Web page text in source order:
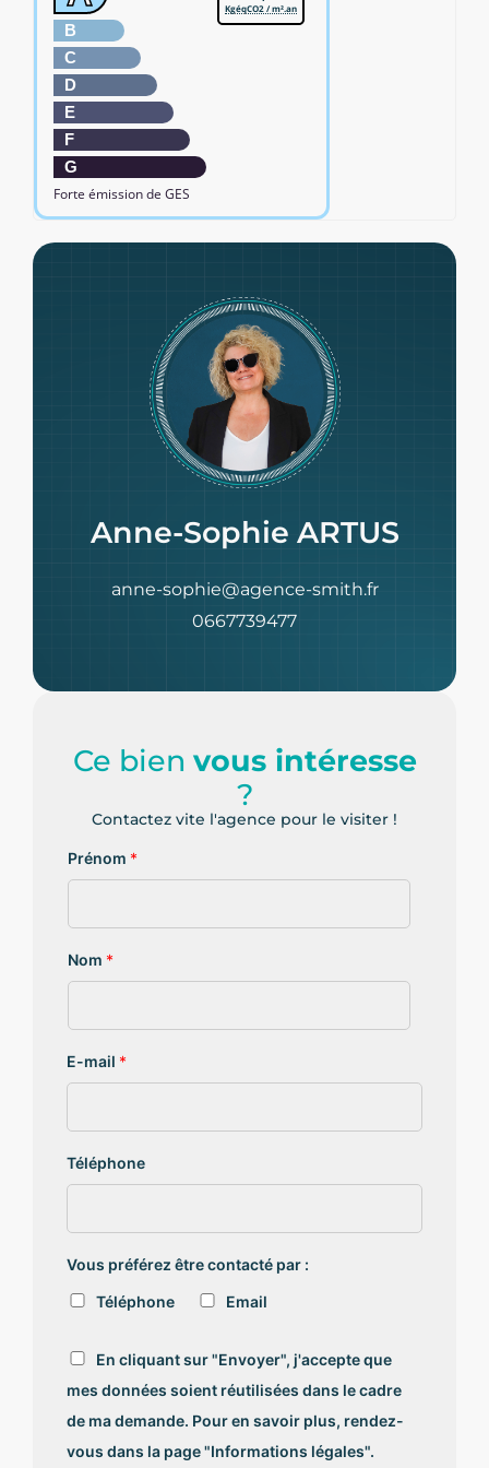
B
C
D
E
F
G
Forte émission de GES
KgéqCO2 / m².an
Anne-Sophie ARTUS
anne-sophie@agence-smith.fr
0667739477
Ce bien vous intéresse
?
Contactez vite l'agence pour le visiter !
Prénom *
Nom *
E-mail *
Téléphone
Vous préférez être contacté par :
Téléphone
Email
R
G
P
D
*
En cliquant sur "Envoyer", j'accepte que
mes données soient réutilisées dans le cadre
de ma demande. Pour en savoir plus, rendez-
vous dans la page "Informations légales".